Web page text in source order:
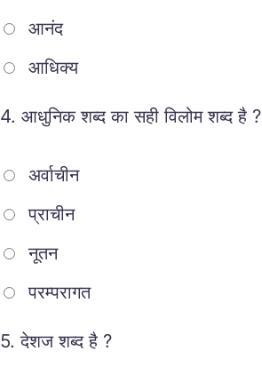
आनंद
आधिक्य
4. आधुनिक शब्द का सही विलोम शब्द है ?
अर्वाचीन
प्राचीन
नूतन
परम्परागत
5.देशज शब्द है ?